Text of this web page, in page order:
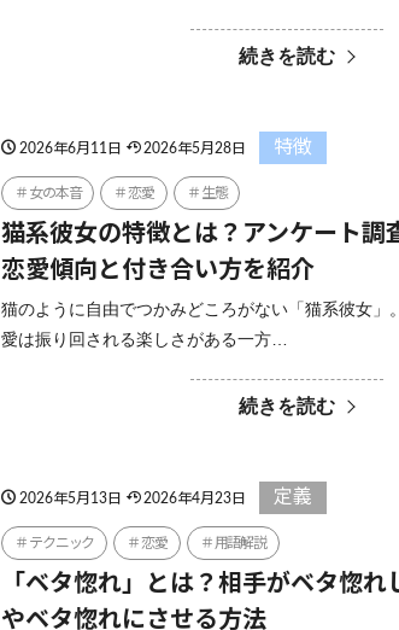
続きを読む
2026年6月11日 2026年5月28日 特徴
女の本音 恋愛 生態
猫系彼女の特徴とは？アンケート調
恋愛傾向と付き合い方を紹介
猫のように自由でつかみどころがない「猫系彼女」
愛は振り回される楽しさがある一方…
続きを読む
2026年5月13日 2026年4月23日 定義
テクニック 恋愛 用語解説
「ベタ惚れ」とは？相手がベタ惚れ
やベタ惚れにさせる方法